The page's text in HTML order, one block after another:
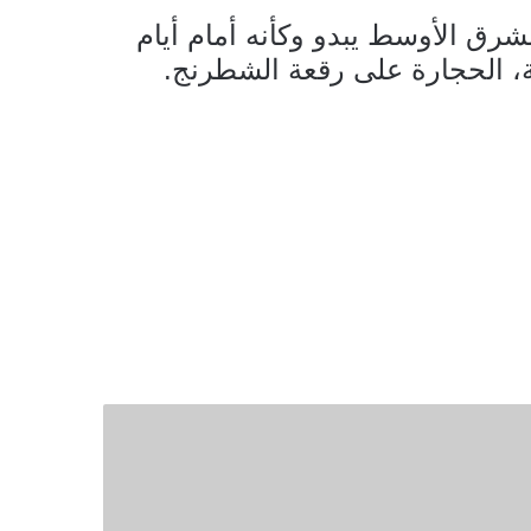
الأوسط يبدو وكأنه أمام أيام
الحجارة على رقعة الشطرنج.